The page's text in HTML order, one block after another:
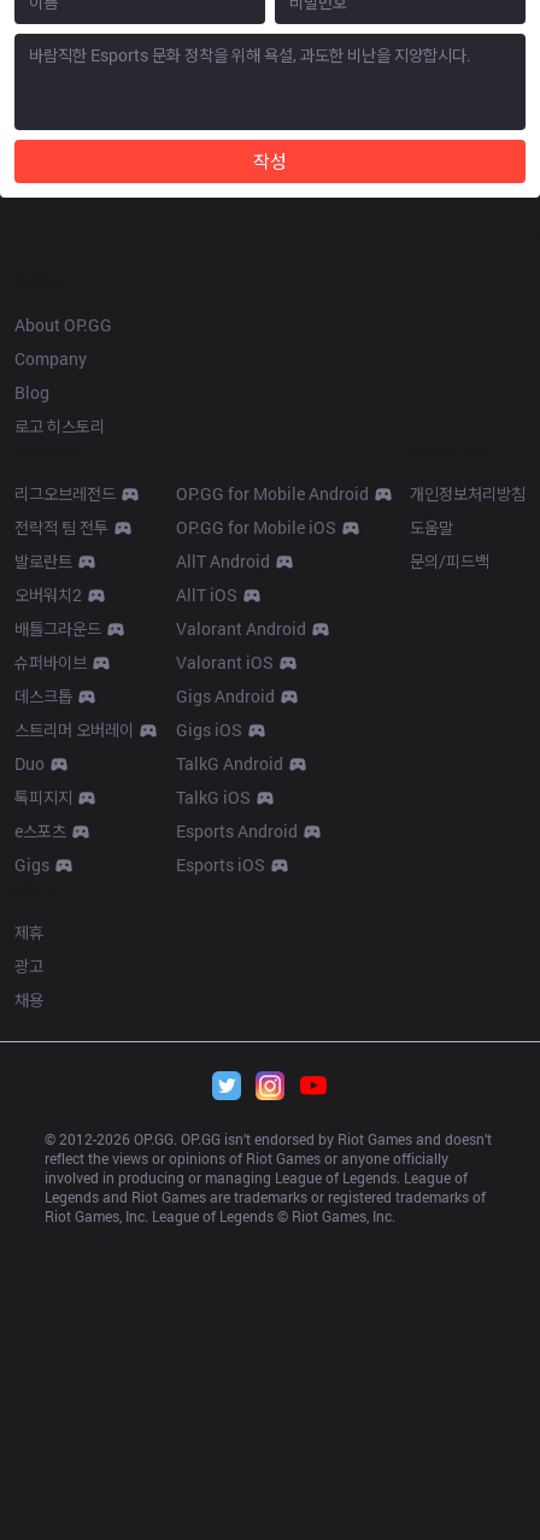
작성
About OP.GG
Company
Blog
로고 히스토리
리그오브레전드
전략적 팀 전투
발로란트
오버워치2
배틀그라운드
슈퍼바이브
데스크톱
스트리머 오버레이
Duo
톡피지지
e스포츠
Gigs
OP.GG for Mobile Android
OP.GG for Mobile iOS
AllT Android
AllT iOS
Valorant Android
Valorant iOS
Gigs Android
Gigs iOS
TalkG Android
TalkG iOS
Esports Android
Esports iOS
개인정보처리방침
도움말
문의/피드백
제휴
광고
채용
© 2012-2026 OP.GG. OP.GG isn’t endorsed by Riot Games and doesn’t
reflect the views or opinions of Riot Games or anyone officially
involved in producing or managing League of Legends. League of
Legends and Riot Games are trademarks or registered trademarks of
Riot Games, Inc. League of Legends © Riot Games, Inc.